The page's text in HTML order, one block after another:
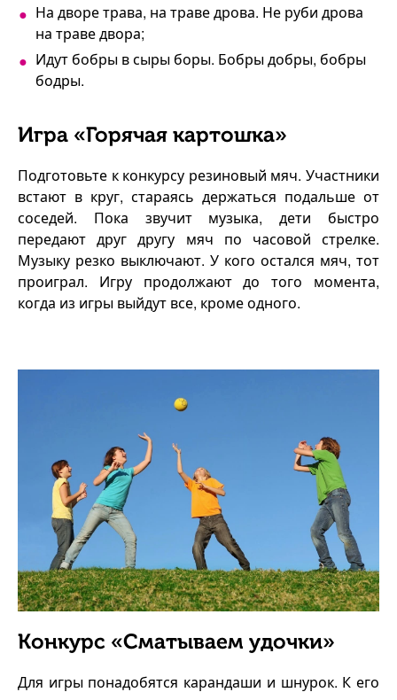
На дворе трава, на траве дрова. Не руби дрова
на траве двора;
Идут бобры в сыры боры. Бобры добры, бобры
бодры.
Игра «Горячая картошка»
Подготовьте к конкурсу резиновый мяч. Участники
встают в круг, стараясь держаться подальше от
соседей. Пока звучит музыка, дети быстро
передают друг другу мяч по часовой стрелке.
Музыку резко выключают. У кого остался мяч, тот
проиграл. Игру продолжают до того момента,
когда из игры выйдут все, кроме одного.
Конкурс «Сматываем удочки»
Для игры понадобятся карандаши и шнурок. К его